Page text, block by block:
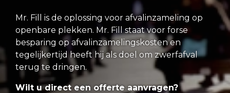
Robot- en Handlassen
Poedercoaten
Plaatbewerking
Mr. Fill is de oplossing voor afvalinzameling op
openbare plekken. Mr. Fill staat voor forse
besparing op afvalinzamelingskosten en
tegelijkertijd heeft hij als doel om zwerfafval
terug te dringen.
Wilt u direct een offerte aanvragen?